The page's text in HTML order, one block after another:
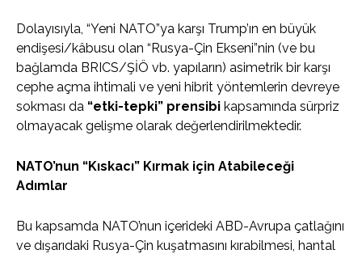
Dolayısıyla, “Yeni NATO”ya karşı Trump’ın en büyük
endişesi/kâbusu olan “Rusya-Çin Ekseni”nin (ve bu
bağlamda BRICS/ŞİÖ vb. yapıların) asimetrik bir karşı
cephe açma ihtimali ve yeni hibrit yöntemlerin devreye
sokması da “etki-tepki” prensibi kapsamında sürpriz
olmayacak gelişme olarak değerlendirilmektedir.
NATO’nun “Kıskacı” Kırmak için Atabileceği
Adımlar
Bu kapsamda NATO’nun içerideki ABD-Avrupa çatlağını
ve dışarıdaki Rusya-Çin kuşatmasını kırabilmesi, hantal